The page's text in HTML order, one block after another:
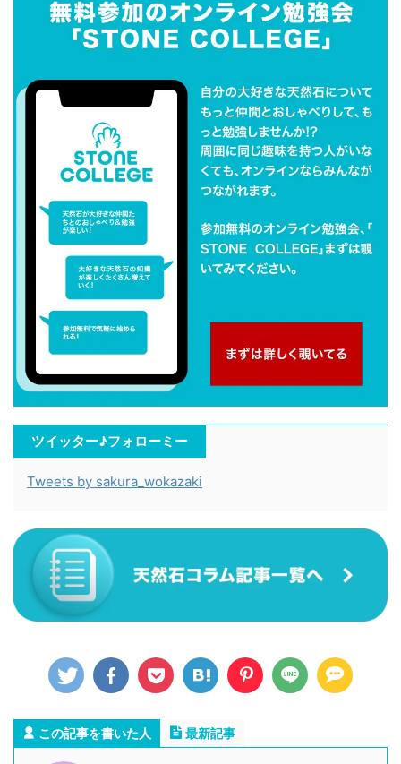
ツイッター♪フォローミー
Tweets by sakura_wokazaki
この記事を書いた人 最新記事